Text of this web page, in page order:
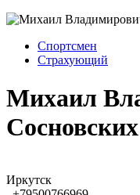
Спортсмен
Страхующий
Михаил
Сосновских
Иркутск